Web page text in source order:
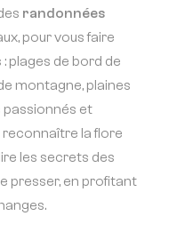
randonnées
pour vous faire
plages de bord de
montagne, plaines
passionnés et
la flore
les secrets des
presser, en profitant